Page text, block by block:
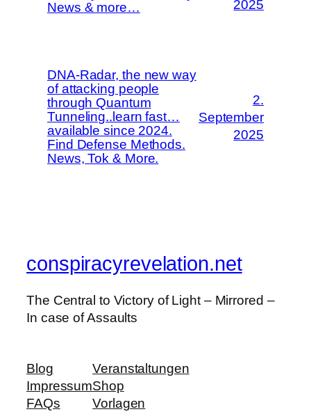
News & more…
2025
DNA-Radar, the new way
of attacking people
through Quantum
Tunneling..learn fast…
available since 2024.
Find Defense Methods.
News, Tok & More.
2.
September
2025
conspiracyrevelation.net
The Central to Victory of Light – Mirrored –
In case of Assaults
Blog
Impressum
FAQs
Veranstaltungen
Shop
Vorlagen